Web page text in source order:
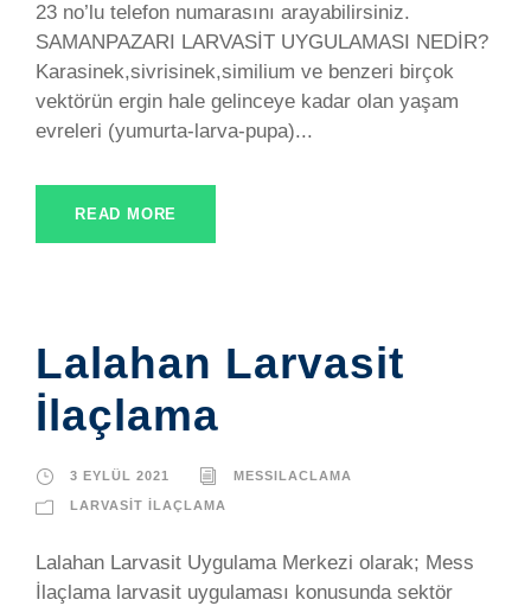
23 no’lu telefon numarasını arayabilirsiniz.
SAMANPAZARI LARVASİT UYGULAMASI NEDİR?
Karasinek,sivrisinek,similium ve benzeri birçok
vektörün ergin hale gelinceye kadar olan yaşam
evreleri (yumurta-larva-pupa)...
READ MORE
Lalahan Larvasit
İlaçlama
3 EYLÜL 2021 MESSILACLAMA
LARVASIT İLAÇLAMA
Lalahan Larvasit Uygulama Merkezi olarak; Mess
İlaçlama larvasit uygulaması konusunda sektör